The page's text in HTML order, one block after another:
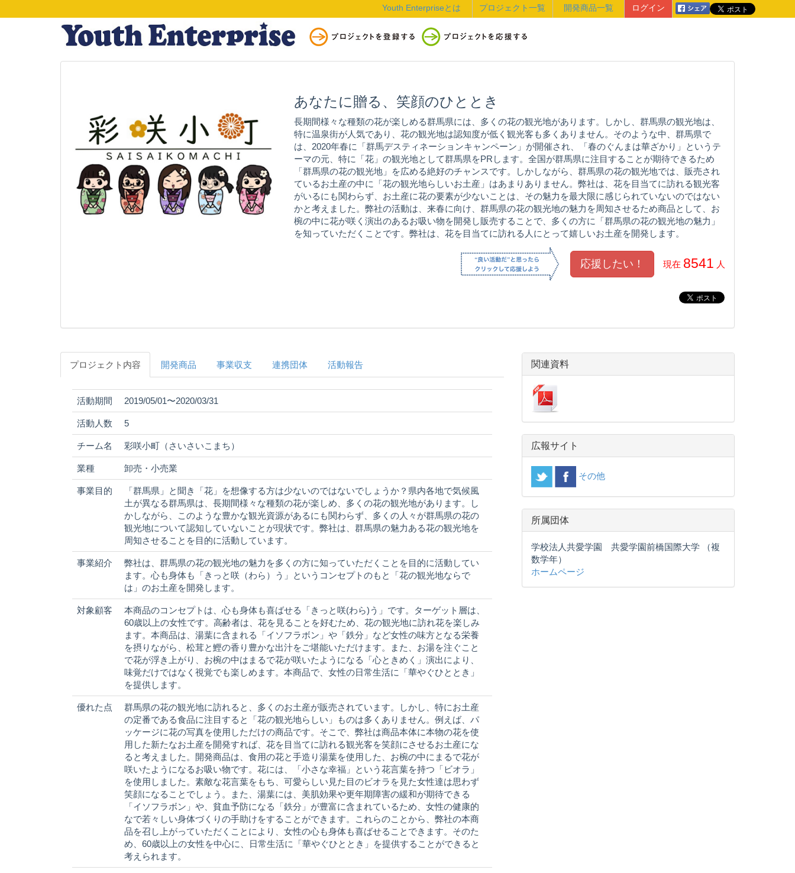
ログイン
開発商品一覧
プロジェクト一覧
Youth Enterpriseとは
あなたに贈る、笑顔のひととき
長期間様々な種類の花が楽しめる群馬県には、多くの花の観光地があります。しかし、群馬県の観光地は、
特に温泉街が人気であり、花の観光地は認知度が低く観光客も多くありません。そのような中、群馬県で
は、2020年春に「群馬デスティネーションキャンペーン」が開催され、「春のぐんまは華ざかり」というテ
ーマの元、特に「花」の観光地として群馬県をPRします。全国が群馬県に注目することが期待できるため
「群馬県の花の観光地」を広める絶好のチャンスです。しかしながら、群馬県の花の観光地では、販売され
ているお土産の中に「花の観光地らしいお土産」はあまりありません。弊社は、花を目当てに訪れる観光客
がいるにも関わらず、お土産に花の要素が少ないことは、その魅力を最大限に感じられていないのではない
かと考えました。弊社の活動は、来春に向け、群馬県の花の観光地の魅力を周知させるため商品として、お
椀の中に花が咲く演出のあるお吸い物を開発し販売することで、多くの方に「群馬県の花の観光地の魅力」
を知っていただくことです。弊社は、花を目当てに訪れる人にとって嬉しいお土産を開発します。
現在 8541 人
プロジェクト内容 開発商品 事業収支 連携団体 活動報告
活動期間 2019/05/01〜2020/03/31
活動人数 5
チーム名 彩咲小町（さいさいこまち）
業種 卸売・小売業
事業目的
「群馬県」と聞き「花」を想像する方は少ないのではないでしょうか？県内各地で気候風
土が異なる群馬県は、長期間様々な種類の花が楽しめ、多くの花の観光地があります。し
かしながら、このような豊かな観光資源があるにも関わらず、多くの人々が群馬県の花の
観光地について認知していないことが現状です。弊社は、群馬県の魅力ある花の観光地を
周知させることを目的に活動しています。
事業紹介
弊社は、群馬県の花の観光地の魅力を多くの方に知っていただくことを目的に活動してい
ます。心も身体も「きっと咲（わら）う」というコンセプトのもと「花の観光地ならで
は」のお土産を開発します。
対象顧客
本商品のコンセプトは、心も身体も喜ばせる「きっと咲(わら)う」です。ターゲット層は、
60歳以上の女性です。高齢者は、花を見ることを好むため、花の観光地に訪れ花を楽しみ
ます。本商品は、湯葉に含まれる「イソフラボン」や「鉄分」など女性の味方となる栄養
を摂りながら、松茸と鰹の香り豊かな出汁をご堪能いただけます。また、お湯を注ぐこと
で花が浮き上がり、お椀の中はまるで花が咲いたようになる「心ときめく」演出により、
味覚だけではなく視覚でも楽しめます。本商品で、女性の日常生活に「華やぐひととき」
を提供します。
優れた点
群馬県の花の観光地に訪れると、多くのお土産が販売されています。しかし、特にお土産
の定番である食品に注目すると「花の観光地らしい」ものは多くありません。例えば、パ
ッケージに花の写真を使用しただけの商品です。そこで、弊社は商品本体に本物の花を使
用した新たなお土産を開発すれば、花を目当てに訪れる観光客を笑顔にさせるお土産にな
ると考えました。開発商品は、食用の花と手造り湯葉を使用した、お椀の中にまるで花が
咲いたようになるお吸い物です。花には、「小さな幸福」という花言葉を持つ「ビオラ」
を使用しました。素敵な花言葉をもち、可愛らしい見た目のビオラを見た女性達は思わず
笑顔になることでしょう。また、湯葉には、美肌効果や更年期障害の緩和が期待できる
「イソフラボン」や、貧血予防になる「鉄分」が豊富に含まれているため、女性の健康的
なで若々しい身体づくりの手助けをすることができます。これらのことから、弊社の本商
品を召し上がっていただくことにより、女性の心も身体も喜ばせることできます。そのた
め、60歳以上の女性を中心に、日常生活に「華やぐひととき」を提供することができると
考えられます。
関連資料
広報サイト
その他
所属団体
学校法人共愛学園 共愛学園前橋国際大学 （複
数学年）
ホームページ